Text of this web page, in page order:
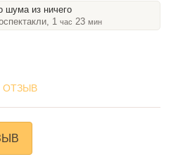
шума из ничего
1 час 23 мин
ОТЗЫВ